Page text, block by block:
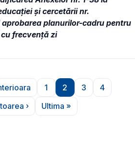
și cercetării nr.
planurilor-cadru pentru
frecvență zi
Pagina anterioară
Pagina
1
Pagina
2
Pagina
3
Pagina
4
Pagina următoare
›
Ultima pagină
Ultima »